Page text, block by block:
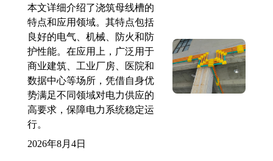
本文详细介绍了浇筑母线槽的
特点和应用领域。其特点包括
良好的电气、机械、防火和防
护性能。在应用上，广泛用于
商业建筑、工业厂房、医院和
数据中心等场所，凭借自身优
势满足不同领域对电力供应的
高要求，保障电力系统稳定运
行。
2026年8月4日